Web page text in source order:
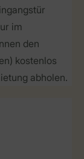
im
den
kostenlos
abholen.